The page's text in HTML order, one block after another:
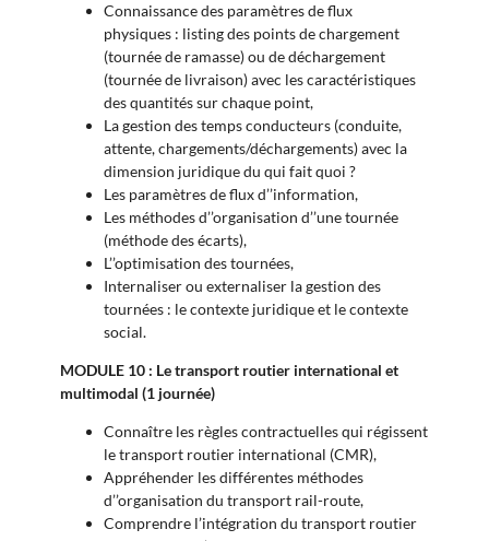
Connaissance des paramètres de flux
physiques : listing des points de chargement
(tournée de ramasse) ou de déchargement
(tournée de livraison) avec les caractéristiques
des quantités sur chaque point,
La gestion des temps conducteurs (conduite,
attente, chargements/déchargements) avec la
dimension juridique du qui fait quoi ?
Les paramètres de flux d’’information,
Les méthodes d’’organisation d’’une tournée
(méthode des écarts),
L’’optimisation des tournées,
Internaliser ou externaliser la gestion des
tournées : le contexte juridique et le contexte
social.
MODULE 10 : Le transport routier international et
multimodal (1 journée)
Connaître les règles contractuelles qui régissent
le transport routier international (CMR),
Appréhender les différentes méthodes
d’’organisation du transport rail-route,
Comprendre l’intégration du transport routier